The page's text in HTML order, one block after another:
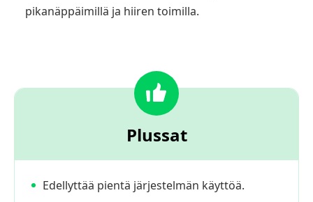
pikanäppäimillä ja hiiren toimilla.
Plussat
Edellyttää pientä järjestelmän käyttöä.